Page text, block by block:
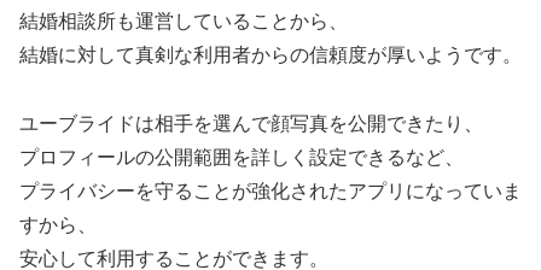
結婚相談所も運営していることから、
結婚に対して真剣な利用者からの信頼度が厚いようです。
ユーブライドは相手を選んで顔写真を公開できたり、
プロフィールの公開範囲を詳しく設定できるなど、
プライバシーを守ることが強化されたアプリになっていま
すから、
安心して利用することができます。